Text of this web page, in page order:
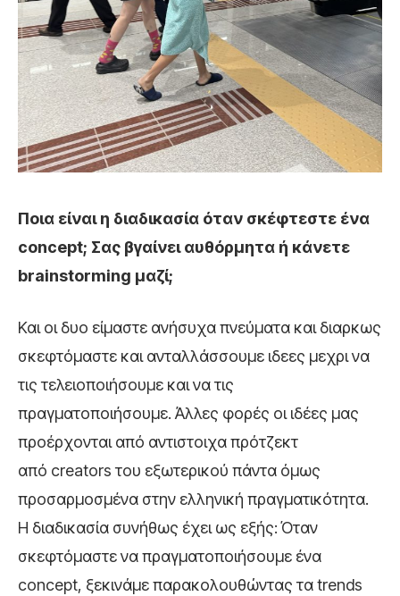
Ποια είναι η διαδικασία όταν σκέφτεστε ένα
concept; Σας βγαίνει αυθόρμητα ή κάνετε
brainstorming μαζί;
Και οι δυο είμαστε ανήσυχα πνεύματα και διαρκως
σκεφτόμαστε και ανταλλάσσουμε ιδεες μεχρι να
τις τελειοποιήσουμε και να τις
πραγματοποιήσουμε. Άλλες φορές οι ιδέες μας
προέρχονται από αντιστοιχα πρότζεκτ
από creators του εξωτερικού πάντα όμως
προσαρμοσμένα στην ελληνική πραγματικότητα.
Η διαδικασία συνήθως έχει ως εξής: Όταν
σκεφτόμαστε να πραγματοποιήσουμε ένα
concept, ξεκινάμε παρακολουθώντας τα trends